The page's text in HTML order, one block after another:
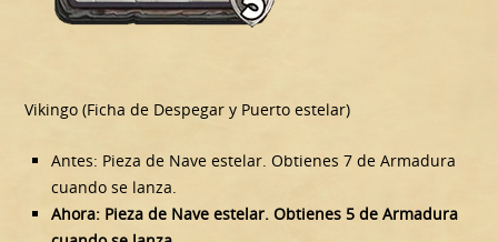
Vikingo (Ficha de Despegar y Puerto estelar)
Antes: Pieza de Nave estelar. Obtienes 7 de Armadura
cuando se lanza.
Ahora: Pieza de Nave estelar. Obtienes 5 de Armadura